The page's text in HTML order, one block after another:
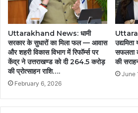
Uttarakhand News: धामी
सरकार के सुधारों का मिला फल — आवास
और शहरी विकास विभाग में रिफॉर्म्स पर
केंद्र ने उत्तराखण्ड को दी 264.5 करोड़
की प्रोत्साहन राशि….
February 6, 2026
सफलता
की
June